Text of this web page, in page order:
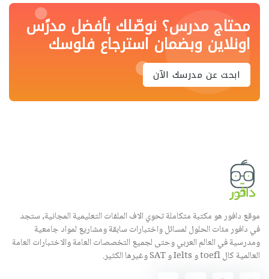
محتاج مدرس؟ نوصّلك بأفضل مدرًس
اونلاين وبضمان استرجاع فلوسك
ابحث عن مدرسك الآن
موقع دافور هو مكتبة متكاملة تحوي الاف الملفات التعليمية المجانية, ستجد
في دافور مئات الحلول لمسائل واختبارات سابقة ومشاريع لمواد جامعية
ومدرسية في العالم العربي وحتى لجميع التخصصات العامة والاختبارات العامة
العالمية كال toefl و Ielts و SAT وغيرها الكثير.